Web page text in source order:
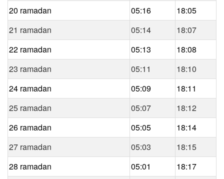
20 ramadan
05:16
18:05
21 ramadan
05:14
18:07
22 ramadan
05:13
18:08
23 ramadan
05:11
18:10
24 ramadan
05:09
18:11
25 ramadan
05:07
18:12
26 ramadan
05:05
18:14
27 ramadan
05:03
18:15
28 ramadan
05:01
18:17